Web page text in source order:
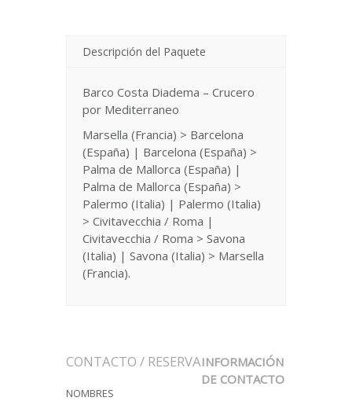
Descripción del Paquete
Barco Costa Diadema – Crucero
por Mediterraneo
Marsella (Francia) > Barcelona
(España) | Barcelona (España) >
Palma de Mallorca (España) |
Palma de Mallorca (España) >
Palermo (Italia) | Palermo (Italia)
> Civitavecchia / Roma |
Civitavecchia / Roma > Savona
(Italia) | Savona (Italia) > Marsella
(Francia).
CONTACTO / RESERVAINFORMACIÓN
DE CONTACTO
NOMBRES